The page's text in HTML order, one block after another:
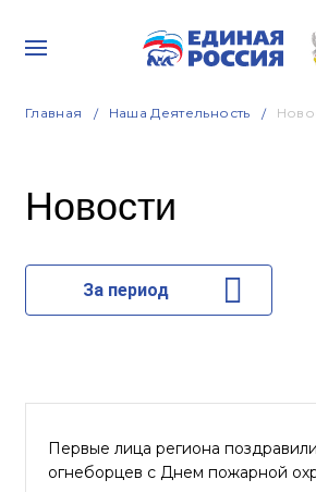
Главная Наша Деятельность
Новости
За период
Первые лица региона
огнеборцев с Днем пожарной